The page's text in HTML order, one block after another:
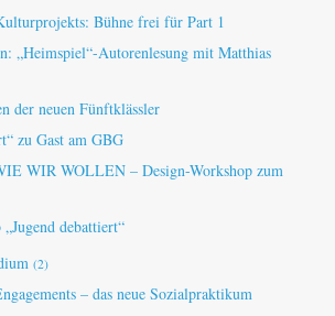
Bühne frei für Part 1
„Heimspiel“-Autorenlesung mit Matthias
der neuen Fünftklässler
zu Gast am GBG
WIR WOLLEN – Design-Workshop zum
debattiert“
(2)
– das neue Sozialpraktikum